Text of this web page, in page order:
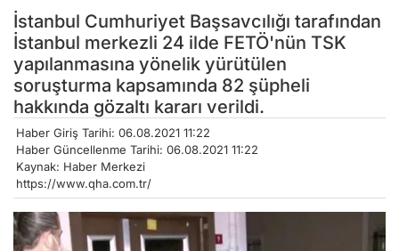
İstanbul Cumhuriyet Başsavcılığı tarafından
İstanbul merkezli 24 ilde FETÖ'nün TSK
yapılanmasına yönelik yürütülen
soruşturma kapsamında 82 şüpheli
hakkında gözaltı kararı verildi.
Haber Güncellenme Tarihi: 06.08.2021 11:22
Kaynak: Haber Merkezi
https://www.qha.com.tr/